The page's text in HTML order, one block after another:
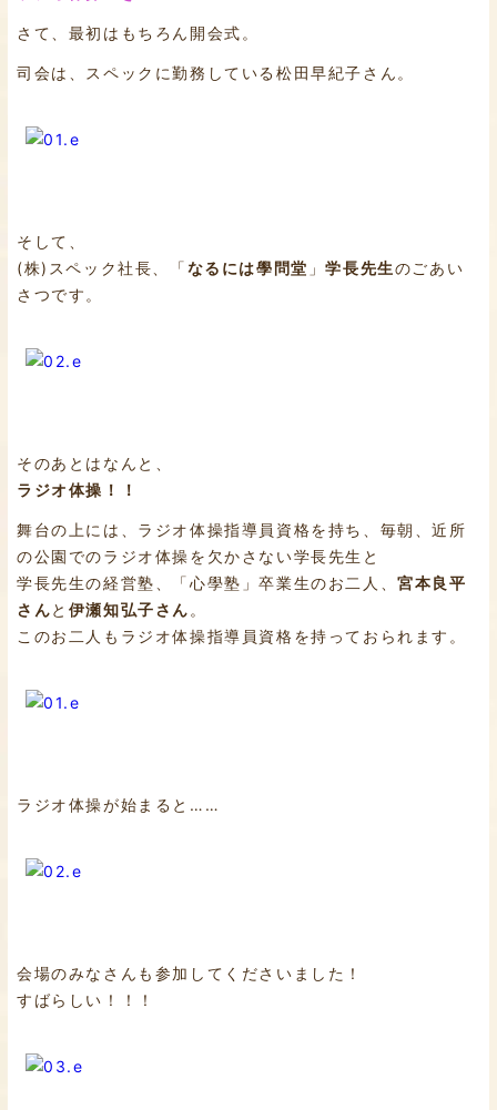
さて、最初はもちろん開会式。
司会は、スペックに勤務している松田早紀子さん。
そして、
(株)スペック社長、「なるには學問堂 」学長先生のごあい
さつです。
そのあとはなんと、
ラジオ体操！！
舞台の上には、ラジオ体操指導員資格を持ち、毎朝、近所
の公園でのラジオ体操を欠かさない学長先生と
学長先生の経営塾、「心學塾」卒業生のお二人、宮本良平
さんと 伊瀬知弘子さん 。
このお二人もラジオ体操指導員資格を持っておられます。
ラジオ体操が始まると……
会場のみなさんも参加してくださいました！
すばらしい！！！